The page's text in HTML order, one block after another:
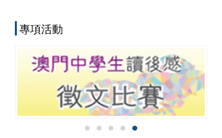
專項活動